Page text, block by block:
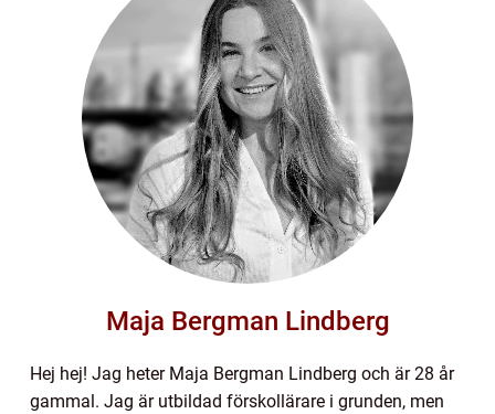
Maja Bergman Lindberg
Hej hej! Jag heter Maja Bergman Lindberg och är 28 år
gammal. Jag är utbildad förskollärare i grunden, men